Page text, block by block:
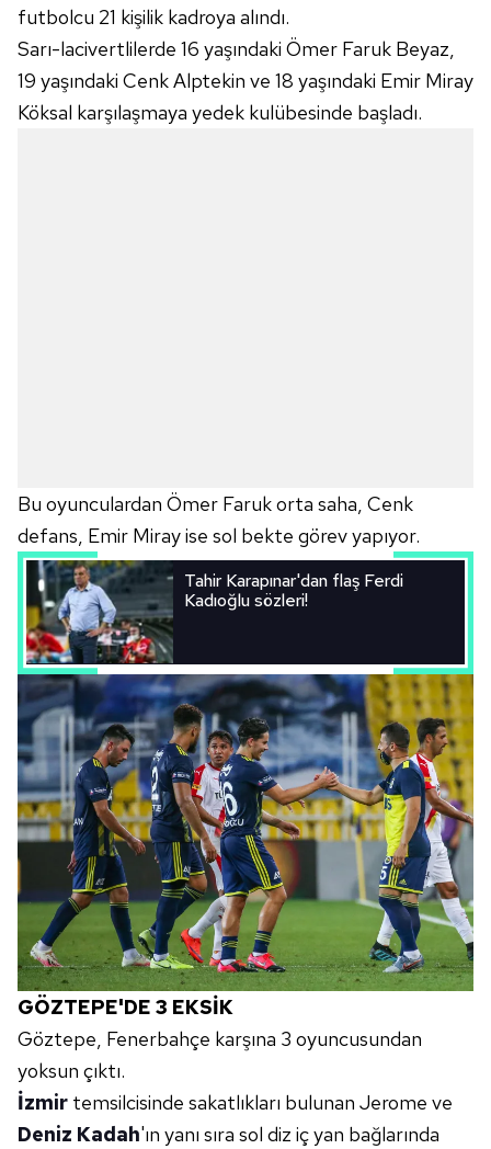
futbolcu 21 kişilik kadroya alındı.
Sarı-lacivertlilerde 16 yaşındaki Ömer Faruk Beyaz,
19 yaşındaki Cenk Alptekin ve 18 yaşındaki Emir Miray
Köksal karşılaşmaya yedek kulübesinde başladı.
Bu oyunculardan Ömer Faruk orta saha, Cenk
defans, Emir Miray ise sol bekte görev yapıyor.
Tahir Karapınar'dan flaş Ferdi
Kadıoğlu sözleri!
GÖZTEPE'DE 3 EKSİK
Göztepe, Fenerbahçe karşına 3 oyuncusundan
yoksun çıktı.
İzmir temsilcisinde sakatlıkları bulunan Jerome ve
Deniz Kadah'ın yanı sıra sol diz iç yan bağlarında